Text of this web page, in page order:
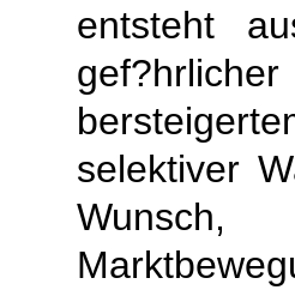
entsteht
selektiver